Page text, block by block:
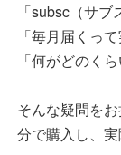
「subsc（サブ
「毎月届くっ
「何がどのく
そんな疑問をお
分で購入し、